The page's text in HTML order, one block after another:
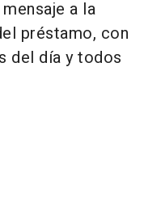
a la
préstamo, con
del día y todos